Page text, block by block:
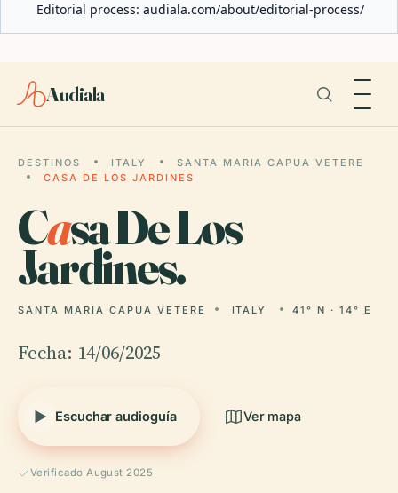
Editorial process: audiala.com/about/editorial-process/
Audiala
DESTINOS ITALY
SANTA MARIA CAPUA VETERE
CASA DE LOS JARDINES
Casa De Los
Jardines.
SANTA MARIA CAPUA VETERE ITALY 41° N · 14° E
Fecha: 14/06/2025
Escuchar audioguía Ver mapa
Verificado August 2025